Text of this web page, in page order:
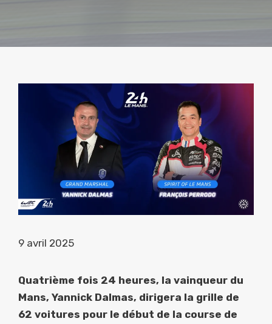
9 avril 2025
Quatrième fois 24 heures, la vainqueur du
Mans, Yannick Dalmas, dirigera la grille de
62 voitures pour le début de la course de